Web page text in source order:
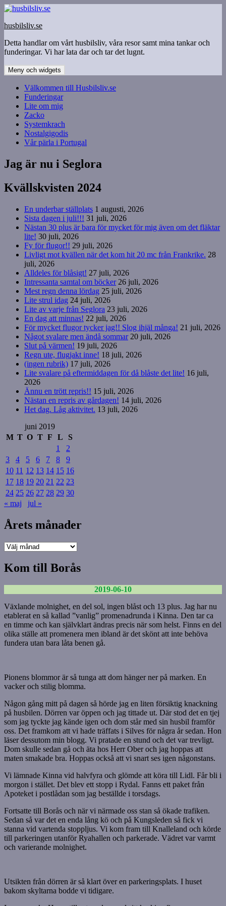
Hoppa
innehåll
husbilsliv.se
Detta handlar om vårt husbilsliv, våra resor samt mina tankar och
funderingar. Vi har lata dar och tar det lugnt.
Meny och widgets
Välkommen till Husbilsliv.se
Funderingar
Lite om mig
Zacko
Systemkrach
Nostalgigodis
Vår pärla i Portugal
Jag är nu i Seglora
Kvällskvisten 2024
En underbar ställplats 1 augusti, 2026
Sista dagen i juli!!! 31 juli, 2026
Nästan 30 plus är bara för mycket för mig även om det fläktar
lite! 30 juli, 2026
Fy för flugor!! 29 juli, 2026
Livligt mot kvällen när det kom hit 20 mc från Frankrike. 28
juli, 2026
Alldeles för blåsigt! 27 juli, 2026
Intressanta samtal om böcker 26 juli, 2026
Mest regn denna lördag 25 juli, 2026
Lite strul idag 24 juli, 2026
Lite av varje från Seglora 23 juli, 2026
En dag att minnas! 22 juli, 2026
För mycket flugor tycker jag!! Slog ihjäl många! 21 juli, 2026
Något svalare men ändå sommar 20 juli, 2026
Slut på värmen! 19 juli, 2026
Regn ute, flugjakt inne! 18 juli, 2026
(ingen rubrik) 17 juli, 2026
Lite svalare på eftermiddagen för då blåste det lite! 16 juli,
2026
Ännu en trött repris!! 15 juli, 2026
Nästan en repris av gårdagen! 14 juli, 2026
Het dag. Låg aktivitet. 13 juli, 2026
juni 2019
M T O T F L
S
1
2
3
4 5 6 7 8
9
10 11 12 13 14 15 16
17 18 19 20 21 22 23
24 25 26 27 28 29 30
« maj
jul »
Årets månader
Årets
Kom till Borås
2019-06-10
Växlande molnighet, en del sol, ingen blåst och 13 plus. Jag har nu
etablerat en så kallad ”vanlig” promenadrunda i Kinna. Den tar ca
en timme och kan självklart ändras precis när som helst. Finns en del
olika ställe att promenera men ibland är det skönt att inte behöva
fundera utan bara låta benen gå.
Pionens blommor är så tunga att dom hänger ner på marken. En
vacker och stilig blomma.
Någon gång mitt på dagen så hörde jag en liten försiktig knackning
på husbilen. Dörren var öppen och jag tittade ut. Där stod det en tjej
som jag tyckte jag kände igen och dom står med sin husbil framför
oss. Det framkom att vi hade träffats i Silves för några år sedan. Hon
läser dessutom min blogg. Vi pratade en stund och det var trevligt.
Dom skulle sedan gå och äta hos Herr Ober och jag hoppas att
maten smakade bra. Hoppas också att vi snart ses igen någonstans.
Vi lämnade Kinna vid halvfyra och glömde att köra till Lidl. Får bli i
morgon i stället. Det blev ett stopp i Rydal. Fanns ett paket från
Apoteket i postlådan som jag beställde i torsdags.
Fortsatte till Borås och när vi närmade oss stan så ökade trafiken.
Sedan så var det en enda lång kö och på Kungsleden så fick vi
stanna vid vartenda stoppljus. Vi kom fram till Knalleland och körde
till parkeringen utanför Ryahallen och parkerade. Vädret var varmt
och varierande molnighet.
Utsikten från dörren är så klart över en parkeringsplats. I huset
bakom skyltarna bodde vi tidigare.